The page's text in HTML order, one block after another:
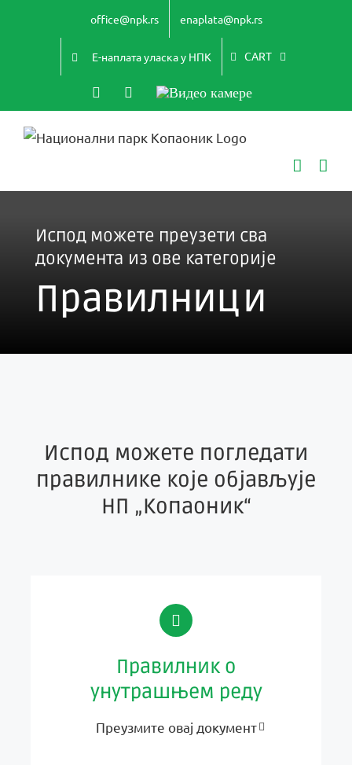
office@npk.rs enaplata@npk.rs
Е-наплата уласка у НПК CART
InstagramYouTube
Видео
Испод можете преузети сва
документа из ове категорије
Правилници
Испод можете погледати
правилнике које објављује
НП „Копаоник“
Правилник о
унутрашњем реду
Преузмите овај документ